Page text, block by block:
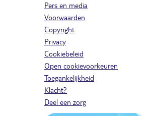
Pers en media
Voorwaarden
Copyright
Privacy
Cookiebeleid
Open cookievoorkeuren
Toegankelijkheid
Klacht?
Deel een zorg